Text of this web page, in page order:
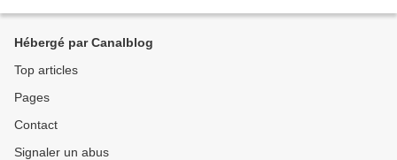
Hébergé par Canalblog
Top articles
Pages
Contact
Signaler un abus